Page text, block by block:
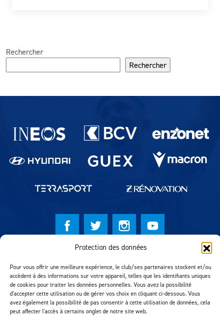
Protection des données
Pour vous offrir une meilleure expérience, le club/ses partenaires stockent et/ou
accèdent à des informations sur votre appareil, telles que les identifiants uniques
de cookies pour traiter les données personnelles. Vous avez la possibilité
d'accepter cette utilisation ou de gérer vos choix en cliquant ci-dessous. Vous
avez également la possibilité de pas consentir à cette utilisation de données, cela
peut affecter l'accès à certains onglet de notre site web.
Rechercher
Rechercher
Partenaires du lausanne-Sport
Réalisation MTM Agency